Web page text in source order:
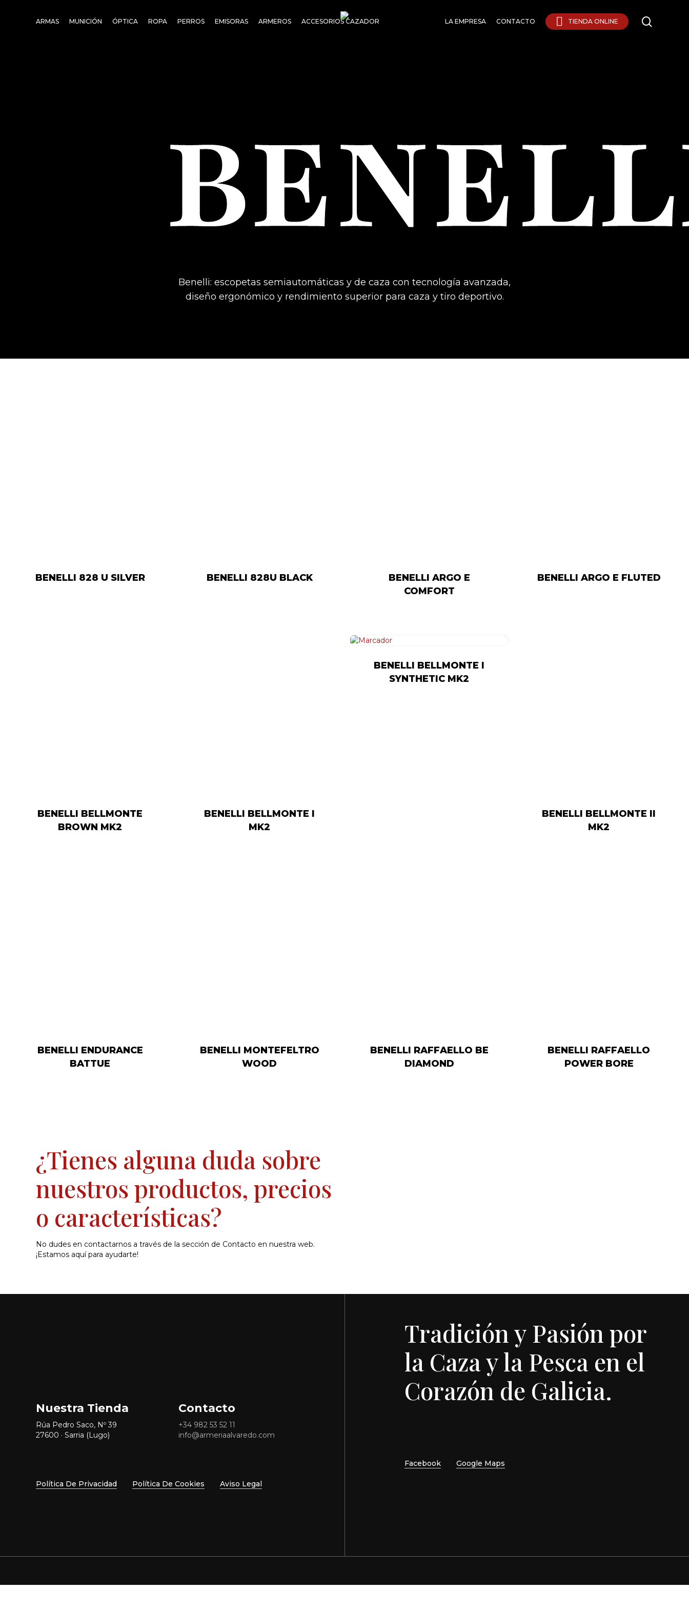
ARMAS MUNICIÓN ÓPTICA ROPA PERROS EMISORAS ARMEROS ACCESORIOS CAZADOR LA EMPRESA CONTACTO TIENDA ONLINE
Benelli: escopetas semiautomáticas y de caza con tecnología avanzada,
diseño ergonómico y rendimiento superior para caza y tiro deportivo.
BENELLI 828 U SILVER BENELLI 828U BLACK
BENELLI ARGO E
COMFORT
BENELLI ARGO E FLUTED
BENELLI BELLMONTE
BROWN MK2
BENELLI BELLMONTE I
MK2
BENELLI BELLMONTE I
SYNTHETIC MK2
BENELLI BELLMONTE II
MK2
BENELLI ENDURANCE
BATTUE
BENELLI MONTEFELTRO
WOOD
BENELLI RAFFAELLO BE
DIAMOND
BENELLI RAFFAELLO
POWER BORE
¿Tienes alguna duda sobre
nuestros productos, precios
o características?
No dudes en contactarnos a través de la sección de Contacto en nuestra web.
¡Estamos aquí para ayudarte!
Nuestra Tienda
Rúa Pedro Saco, Nº 39
27600 · Sarria (Lugo)
Contacto
+34 982 53 52 11
info@armeriaalvaredo.com
Política De Privacidad Política De Cookies Aviso Legal
Tradición y Pasión por
la Caza y la Pesca en el
Corazón de Galicia.
Facebook Google Maps